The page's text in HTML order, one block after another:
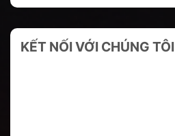
KẾT NỐI VỚI CHÚNG TÔI